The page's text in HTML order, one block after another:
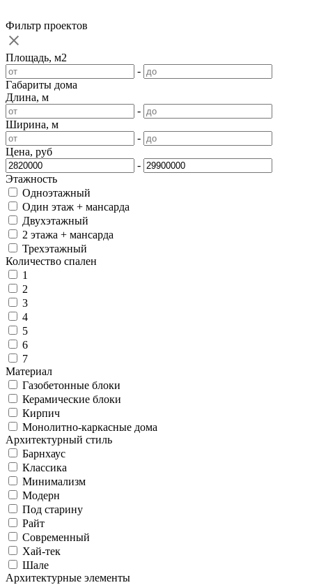
Фильтр проектов
Площадь, м2
-
Габариты дома
Длина, м
-
Ширина, м
-
Цена, руб
-
Этажность
Одноэтажный
Один этаж + мансарда
Двухэтажный
2 этажа + мансарда
Трехэтажный
Количество спален
1
2
3
4
5
6
7
Материал
Газобетонные блоки
Керамические блоки
Кирпич
Монолитно-каркасные дома
Архитектурный стиль
Барнхаус
Классика
Минимализм
Модерн
Под старину
Райт
Современный
Хай-тек
Шале
Архитектурные элементы